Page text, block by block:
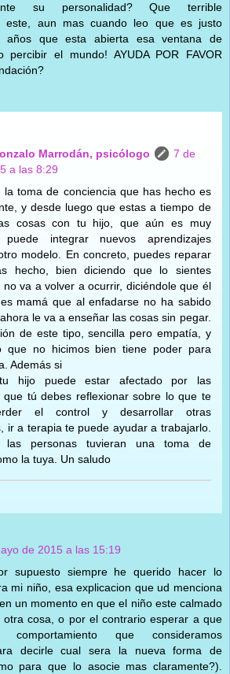
su personalidad? Que terrible
este, aun mas cuando leo que es justo
años que esta abierta esa ventana de
percibir el mundo! AYUDA POR FAVOR
Marrodán, psicólogo
7 de
a las 8:29
la toma de conciencia que has hecho es
y desde luego que estas a tiempo de
cosas con tu hijo, que aún es muy
integrar nuevos aprendizajes
modelo. En concreto, puedes reparar
hecho, bien diciendo que lo sientes
no va a volver a ocurrir, diciéndole que él
mamá que al enfadarse no ha sabido
le va a enseñar las cosas sin pegar.
de este tipo, sencilla pero empatía, y
que no hicimos bien tiene poder para
Además si
hijo puede estar afectado por las
que tú debes reflexionar sobre lo que te
el control y desarrollar otras
ir a terapia te puede ayudar a trabajarlo.
las personas tuvieran una toma de
la tuya. Un saludo
de 2015 a las 15:19
supuesto siempre he querido hacer lo
mi niño, esa explicacion que ud menciona
un momento en que el niño este calmado
otra cosa, o por el contrario esperar a que
que consideramos
decirle cual sera la nueva forma de
para que lo asocie mas claramente?).